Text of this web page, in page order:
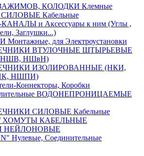
КОЛОДКИ Клемные
Кабельные
и Аксессуары к ним (Углы ,
Заглушки...)
для Электроустановки
ВТУЛОЧНЫЕ ШТЫРЬЕВЫЕ
НШвН)
ИЗОЛИРОВАННЫЕ (НКИ,
НШПИ)
Коннекторы, Коробки
ВОДОНЕПРОНИЦАЕМЫЕ
СИЛОВЫЕ Кабельные
ХОМУТЫ КАБЕЛЬНЫЕ
НЕЙЛОНОВЫЕ
Нулевые, Соединительные